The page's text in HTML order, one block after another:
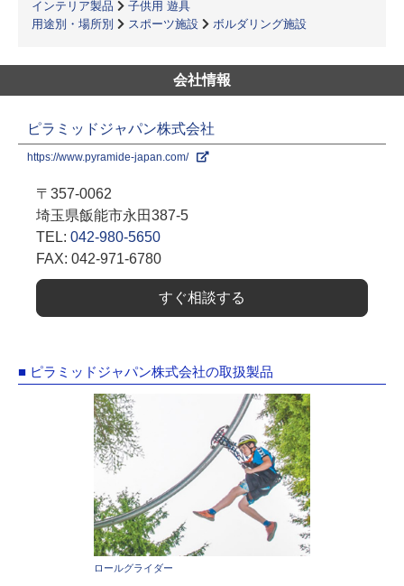
インテリア製品
子供用 遊具
用途別・場所別
スポーツ施設 ボルダリング施設
会社情報
ピラミッドジャパン株式会社
https://www.pyramide-japan.com/
〒357-0062
埼玉県飯能市永田387-5
TEL: 042-980-5650
FAX: 042-971-6780
すぐ相談する
■ ピラミッドジャパン株式会社の取扱製品
ロールグライダー